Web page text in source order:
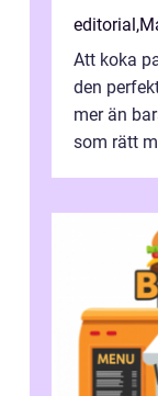
editorial,
Att koka
den
mer än
som rätt